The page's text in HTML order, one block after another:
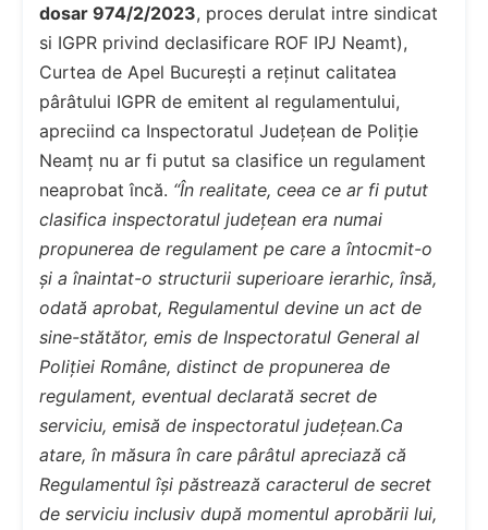
dosar 974/2/2023, proces derulat intre sindicat
si IGPR privind declasificare ROF IPJ Neamt),
Curtea de Apel București a reținut calitatea
pârâtului IGPR de emitent al regulamentului,
apreciind ca Inspectoratul Județean de Poliție
Neamț nu ar fi putut sa clasifice un regulament
neaprobat încă. “În realitate, ceea ce ar fi putut
clasifica inspectoratul județean era numai
propunerea de regulament pe care a întocmit-o
și a înaintat-o structurii superioare ierarhic, însă,
odată aprobat, Regulamentul devine un act de
sine-stătător, emis de Inspectoratul General al
Poliției Române, distinct de propunerea de
regulament, eventual declarată secret de
serviciu, emisă de inspectoratul județean.Ca
atare, în măsura în care pârâtul apreciază că
Regulamentul își păstrează caracterul de secret
de serviciu inclusiv după momentul aprobării lui,